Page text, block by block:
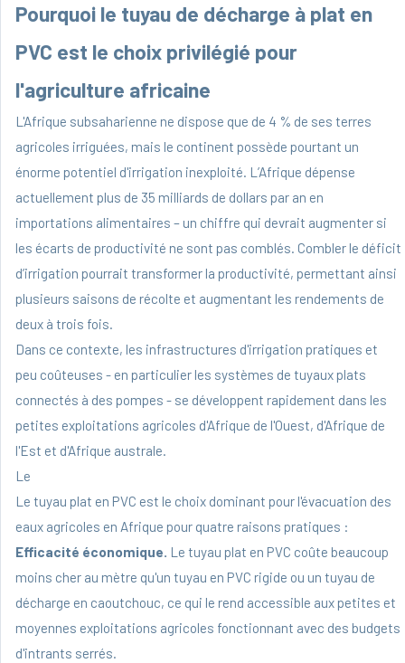
Pourquoi le tuyau de décharge à plat en
PVC est le choix privilégié pour
l'agriculture africaine
L'Afrique subsaharienne ne dispose que de 4 % de ses terres
agricoles irriguées, mais le continent possède pourtant un
énorme potentiel d'irrigation inexploité. L’Afrique dépense
actuellement plus de 35 milliards de dollars par an en
importations alimentaires – un chiffre qui devrait augmenter si
les écarts de productivité ne sont pas comblés. Combler le déficit
d’irrigation pourrait transformer la productivité, permettant ainsi
plusieurs saisons de récolte et augmentant les rendements de
deux à trois fois.
Dans ce contexte, les infrastructures d'irrigation pratiques et
peu coûteuses - en particulier les systèmes de tuyaux plats
connectés à des pompes - se développent rapidement dans les
petites exploitations agricoles d'Afrique de l'Ouest, d'Afrique de
l'Est et d'Afrique australe.
Le
Le tuyau plat en PVC est le choix dominant pour l'évacuation des
eaux agricoles en Afrique pour quatre raisons pratiques :
Efficacité économique. Le tuyau plat en PVC coûte beaucoup
moins cher au mètre qu'un tuyau en PVC rigide ou un tuyau de
décharge en caoutchouc, ce qui le rend accessible aux petites et
moyennes exploitations agricoles fonctionnant avec des budgets
d'intrants serrés.